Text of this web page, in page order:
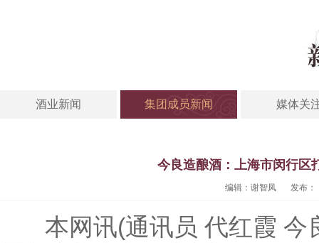
酒业新闻 集团成员新闻 媒体关
今良造酿酒：上海市闵行区
编辑：谢智凤 发布：
本网讯(通讯员 代红霞 今